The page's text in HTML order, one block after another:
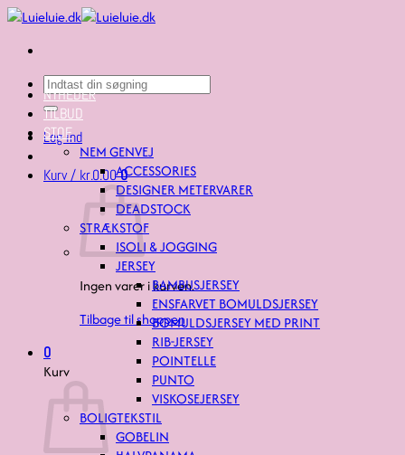
Fortsæt
indhold
Søg
efter:
Log ind
Kurv / kr.0.000
Ingen varer i kurven.
Tilbage til shoppen
0
Kurv
NYHEDER
TILBUD
STOF
NEM GENVEJ
ACCESSORIES
DESIGNER METERVARER
DEADSTOCK
STRÆKSTOF
ISOLI & JOGGING
JERSEY
BAMBUSJERSEY
ENSFARVET BOMULDSJERSEY
BOMULDSJERSEY MED PRINT
RIB-JERSEY
POINTELLE
PUNTO
VISKOSEJERSEY
BOLIGTEKSTIL
GOBELIN